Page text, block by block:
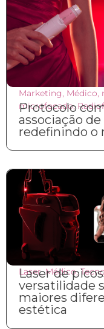
Marketing, Médico,
microfocado,
Protocolo
associação
redefinindo o
Laser,Médico,
Laser de
versatilidade
maiores
estética